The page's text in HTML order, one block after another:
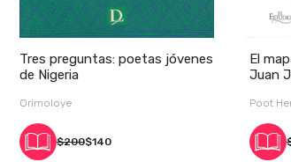
Tres preguntas: poetas jóvenes
de Nigeria
Orimoloye
$200$140
El
Juan
Poot